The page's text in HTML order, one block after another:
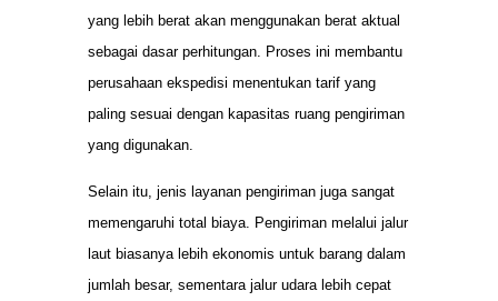
yang lebih berat akan menggunakan berat aktual
sebagai dasar perhitungan. Proses ini membantu
perusahaan ekspedisi menentukan tarif yang
paling sesuai dengan kapasitas ruang pengiriman
yang digunakan.
Selain itu, jenis layanan pengiriman juga sangat
memengaruhi total biaya. Pengiriman melalui jalur
laut biasanya lebih ekonomis untuk barang dalam
jumlah besar, sementara jalur udara lebih cepat